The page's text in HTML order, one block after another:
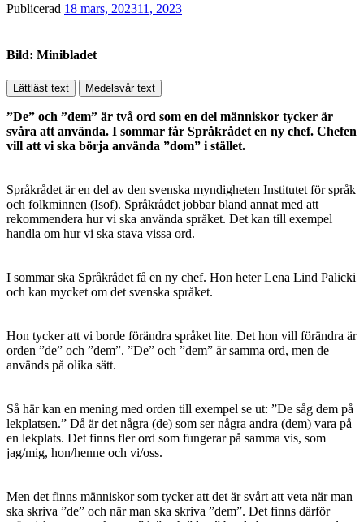
Publicerad 18 mars, 202311, 2023
Bild: Minibladet
Lättläst text Medelsvår text
”De” och ”dem” är två ord som en del människor tycker är
svåra att använda. I sommar får Språkrådet en ny chef. Chefen
vill att vi ska börja använda ”dom” i stället.
Språkrådet är en del av den svenska myndigheten Institutet för språk
och folkminnen (Isof). Språkrådet jobbar bland annat med att
rekommendera hur vi ska använda språket. Det kan till exempel
handla om hur vi ska stava vissa ord.
I sommar ska Språkrådet få en ny chef. Hon heter Lena Lind Palicki
och kan mycket om det svenska språket.
Hon tycker att vi borde förändra språket lite. Det hon vill förändra är
orden ”de” och ”dem”. ”De” och ”dem” är samma ord, men de
används på olika sätt.
Så här kan en mening med orden till exempel se ut: ”De såg dem på
lekplatsen.” Då är det några (de) som ser några andra (dem) vara på
en lekplats. Det finns fler ord som fungerar på samma vis, som
jag/mig, hon/henne och vi/oss.
Men det finns människor som tycker att det är svårt att veta när man
ska skriva ”de” och när man ska skriva ”dem”. Det finns därför